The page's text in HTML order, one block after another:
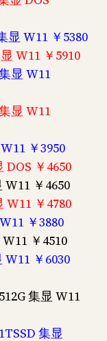
显 W11 ￥5380
W11 ￥5910
显 W11
显 W11
￥3950
DOS ￥4650
W11 ￥4650
W11 ￥4780
￥3880
￥4510
W11 ￥6030
集显 W11
集显